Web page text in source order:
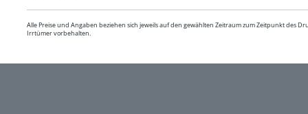
Alle Preise und Angaben beziehen sich jeweils auf den gewählten Zeitraum zum Zeitpunkt des
Irrtümer vorbehalten.